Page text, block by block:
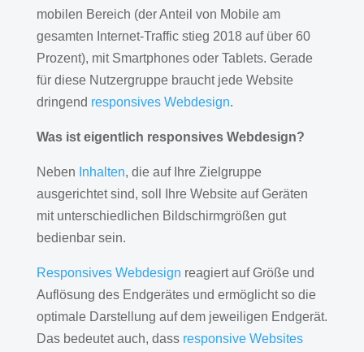
mobilen Bereich (der Anteil von Mobile am
gesamten Internet-Traffic stieg 2018 auf über 60
Prozent), mit Smartphones oder Tablets. Gerade
für diese Nutzergruppe braucht jede Website
dringend responsives Webdesign.
Was ist eigentlich responsives Webdesign?
Neben Inhalten, die auf Ihre Zielgruppe
ausgerichtet sind, soll Ihre Website auf Geräten
mit unterschiedlichen Bildschirmgrößen gut
bedienbar sein.
Responsives Webdesign reagiert auf Größe und
Auflösung des Endgerätes und ermöglicht so die
optimale Darstellung auf dem jeweiligen Endgerät.
Das bedeutet auch, dass responsive Websites